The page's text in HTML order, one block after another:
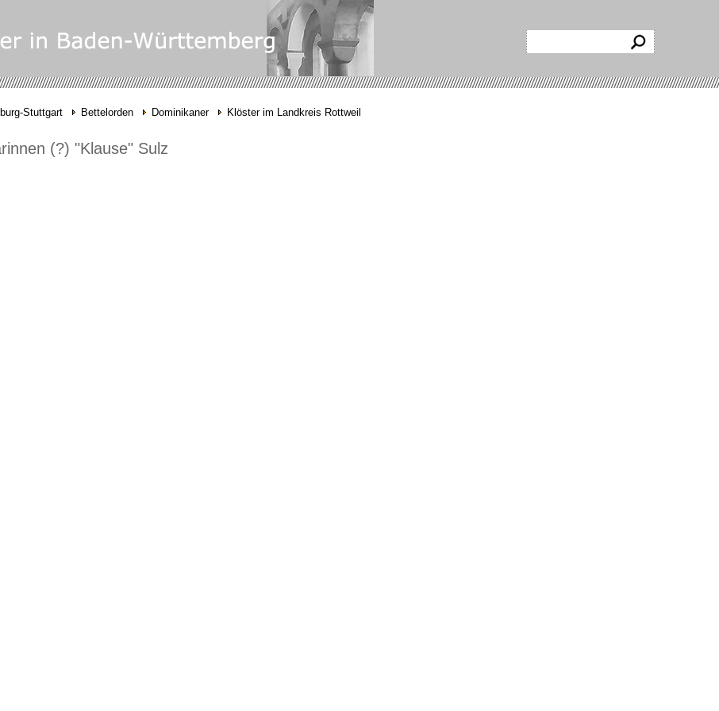
Stuttgart Bettelorden Dominikaner Klöster im Landkreis Rottweil
(?) "Klause" Sulz